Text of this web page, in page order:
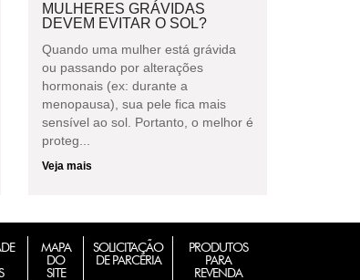
MULHERES GRÁVIDAS
DEVEM EVITAR O SOL?
Quando uma mulher está grávida
ou passando por alterações
hormonais (ex: durante a
menopausa), sua pele fica mais
sensível ao sol. Portanto, o melhor é
proteg...
Veja mais
MAPA
DO
SITE
SOLICITAÇÃO
DE PARCERIA
PRODUTOS
PARA
REVENDA